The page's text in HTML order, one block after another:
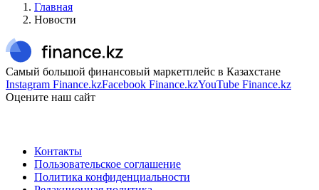
Главная
Новости
Самый большой финансовый маркетплейс в Казахстане
Instagram Finance.kzFacebook Finance.kzYouTube Finance.kz
Оцените наш сайт
Контакты
Пользовательское соглашение
Политика конфиденциальности